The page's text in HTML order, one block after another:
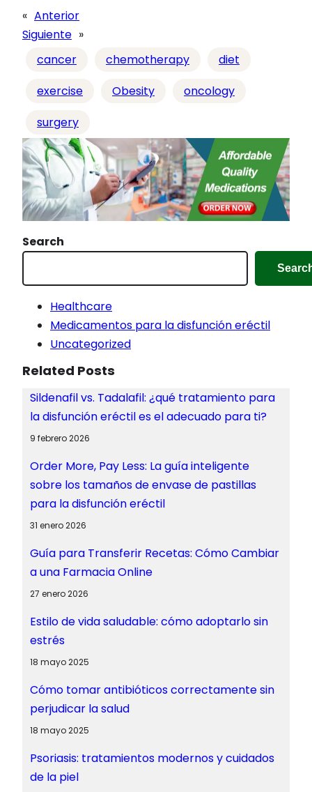
r
g
d
…
« Anterior
Siguiente »
cancer
chemotherapy
diet
exercise
Obesity
oncology
surgery
Search
Healthcare
Medicamentos para la disfunción eréctil
Uncategorized
Related Posts
Sildenafil vs. Tadalafil: ¿qué tratamiento para
la disfunción eréctil es el adecuado para ti?
9 febrero 2026
Order More, Pay Less: La guía inteligente
sobre los tamaños de envase de pastillas
para la disfunción eréctil
31 enero 2026
Guía para Transferir Recetas: Cómo Cambiar
a una Farmacia Online
27 enero 2026
Estilo de vida saludable: cómo adoptarlo sin
estrés
18 mayo 2025
Cómo tomar antibióticos correctamente sin
perjudicar la salud
18 mayo 2025
Psoriasis: tratamientos modernos y cuidados
de la piel